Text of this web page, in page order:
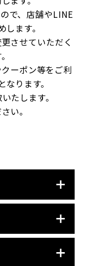
で、店舗やLINE
ます。
させていただく
ーポン等をご利
ります。
たします。
い。